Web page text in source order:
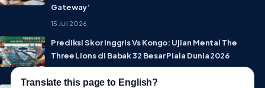
Gateway’
15 Juli 2026
Prediksi Skor Inggris Vs Kongo: Ujian Mental The
Three Lions di Babak 32 Besar Piala Dunia 2026
Translate this page to English?